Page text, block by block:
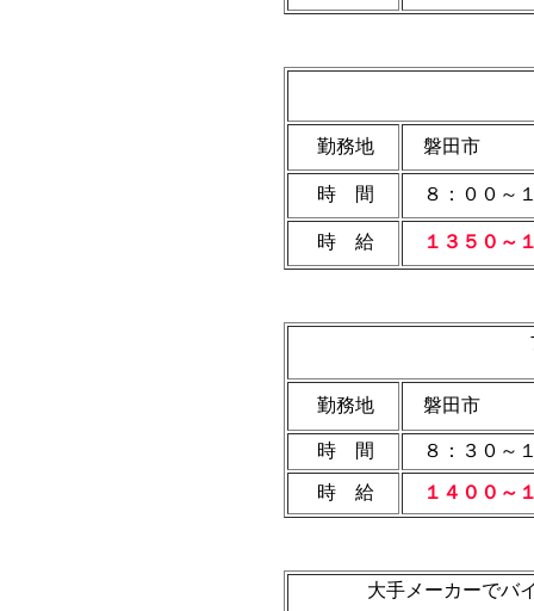
勤務地 磐田市
時 間 ８：００～
時 給 １３５０～
勤務地 磐田市
時 間 ８：３０～
時 給 １４００～
大手メーカーで